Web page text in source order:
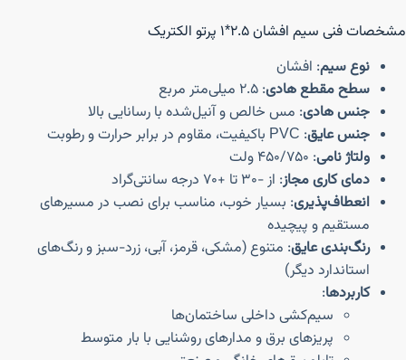
مشخصات فنی سیم افشان ۲.۵*۱ پرتو الکتریک
نوع سیم: افشان
سطح مقطع هادی: ۲.۵ میلی‌متر مربع
جنس هادی: مس خالص و آنیل‌شده با رسانایی بالا
جنس عایق: PVC باکیفیت، مقاوم در برابر حرارت و رطوبت
ولتاژ نامی: ۴۵۰/۷۵۰ ولت
دمای کاری مجاز: از -۳۰ تا +۷۰ درجه سانتی‌گراد
انعطاف‌پذیری: بسیار خوب، مناسب برای نصب در مسیرهای
مستقیم و پیچیده
رنگ‌بندی عایق: متنوع (مشکی، قرمز، آبی، زرد-سبز و رنگ‌های
استاندارد دیگر)
کاربردها:
سیم‌کشی داخلی ساختمان‌ها
پریزهای برق و مدارهای روشنایی با بار متوسط